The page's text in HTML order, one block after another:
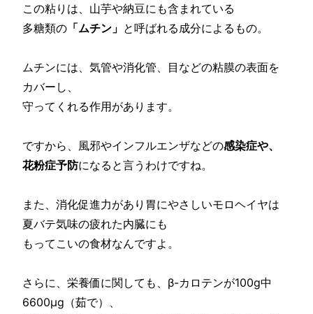
この粘りは、山芋や納豆にも含まれている
多糖類の 「ムチン」 と呼ばれる成分によるもの。
ムチンには、気管や消化管、目などの粘膜の表面を
カバーし、
守ってくれる作用があります。
ですから、風邪やインフルエンザなどの感染症や、
花粉症予防になると言うわけですね。
また、消化促進力があり胃にやさしいモロヘイヤは
夏バテ気味の疲れた内臓にも
もってこいの食材なんですよ。
さらに、栄養価に関しても、β-カロテンが100g中
6600μg（茹で）、